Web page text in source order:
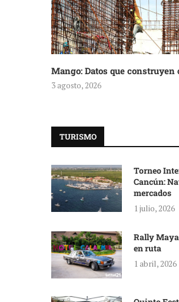
Mango: Datos que construyen
3 agosto, 2026
TURISMO
Torneo
Cancún:
mercados
1 julio, 2026
Rally
en ruta
1 abril, 2026